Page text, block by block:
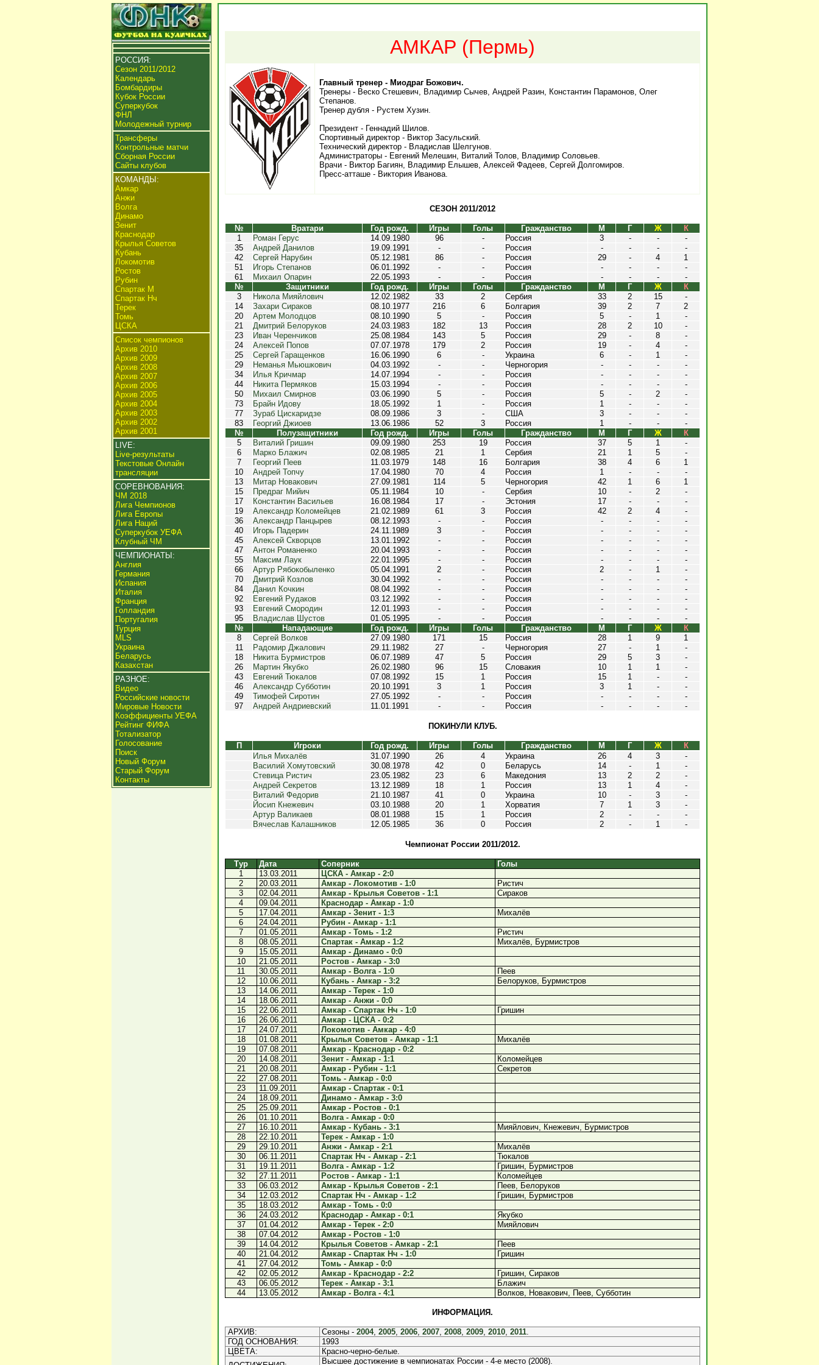
РОССИЯ:
Сезон 2011/2012
Календарь
Бомбардиры
Кубок России
Суперкубок
ФНЛ
Молодежный турнир
Трансферы
Контрольные матчи
Сборная России
Сайты клубов
КОМАНДЫ:
Амкар
Анжи
Волга
Динамо
Зенит
Краснодар
Крылья Советов
Кубань
Локомотив
Ростов
Рубин
Спартак М
Спартак Нч
Терек
Томь
ЦСКА
Список чемпионов
Архив 2010
Архив 2009
Архив 2008
Архив 2007
Архив 2006
Архив 2005
Архив 2004
Архив 2003
Архив 2002
Архив 2001
LIVE:
Live-результаты
Текстовые Онлайн
трансляции
СОРЕВНОВАНИЯ:
ЧМ 2018
Лига Чемпионов
Лига Европы
Лига Наций
Суперкубок УЕФА
Клубный ЧМ
ЧЕМПИОНАТЫ:
Англия
Германия
Испания
Италия
Франция
Голландия
Португалия
Турция
MLS
Украина
Беларусь
Казахстан
РАЗНОЕ:
Видео
Российские новости
Мировые Новости
Коэффициенты УЕФА
Рейтинг ФИФА
Тотализатор
Голосование
Поиск
Новый Форум
Старый Форум
Контакты
АМКАР (Пермь)
Главный тренер - Миодраг Божович.
Тренеры - Веско Стешевич, Владимир Сычев, Андрей Разин, Константин Парамонов, Олег
Степанов.
Тренер дубля - Рустем Хузин.
Президент - Геннадий Шилов.
Спортивный директор - Виктор Засульский.
Технический директор - Владислав Шелгунов.
Администраторы - Евгений Мелешин, Виталий Толов, Владимир Соловьев.
Врачи - Виктор Багиян, Владимир Елышев, Алексей Фадеев, Сергей Долгомиров.
Пресс-атташе - Виктория Иванова.
СЕЗОН 2011/2012
№ Вратари Год рожд. Игры Голы Гражданство М Г Ж
К
1
Роман Герус 14.09.1980 96 - Россия 3 - -
-
35
Андрей Данилов 19.09.1991 - - Россия - - -
-
42
Сергей Нарубин 05.12.1981 86 - Россия 29 - 4
1
51
Игорь Степанов 06.01.1992 - - Россия - - -
-
61
Михаил Опарин 22.05.1993 - - Россия - - -
-
№
Защитники Год рожд. Игры Голы Гражданство М Г Ж
К
3
Никола Мияйлович 12.02.1982 33 2 Сербия 33 2 15
-
14
Захари Сираков 08.10.1977 216 6 Болгария 39 2 7
2
20
Артем Молодцов 08.10.1990 5 - Россия 5 - 1
-
21
Дмитрий Белоруков 24.03.1983 182 13 Россия 28 2 10
-
23
Иван Черенчиков 25.08.1984 143 5 Россия 29 - 8
-
24
Алексей Попов 07.07.1978 179 2 Россия 19 - 4
-
25
Сергей Гаращенков 16.06.1990 6 - Украина 6 - 1
-
29
Неманья Мьюшкович 04.03.1992 - - Черногория - - -
-
34
Илья Кричмар 14.07.1994 - - Россия - - -
-
44
Никита Пермяков 15.03.1994 - - Россия - - -
-
50
Михаил Смирнов 03.06.1990 5 - Россия 5 - 2
-
73
Брайн Идову 18.05.1992 1 - Россия 1 - -
-
77
Зураб Цискаридзе 08.09.1986 3 - США 3 - -
-
83
Георгий Джиоев 13.06.1986 52 3 Россия 1 - -
-
№
Полузащитники Год рожд. Игры Голы Гражданство М Г Ж
К
5
Виталий Гришин 09.09.1980 253 19 Россия 37 5 1
-
6
Марко Блажич 02.08.1985 21 1 Сербия 21 1 5
-
7
Георгий Пеев 11.03.1979 148 16 Болгария 38 4 6
1
10
Андрей Топчу 17.04.1980 70 4 Россия 1 - -
-
13
Митар Новакович 27.09.1981 114 5 Черногория 42 1 6
1
15
Предраг Мийич 05.11.1984 10 - Сербия 10 - 2
-
17
Константин Васильев 16.08.1984 17 - Эстония 17 - -
-
19
Александр Коломейцев 21.02.1989 61 3 Россия 42 2 4
-
36
Александр Панцырев 08.12.1993 - - Россия - - -
-
40
Игорь Падерин 24.11.1989 3 - Россия - - -
-
45
Алексей Скворцов 13.01.1992 - - Россия - - -
-
47
Антон Романенко 20.04.1993 - - Россия - - -
-
55
Максим Лаук 22.01.1995 - - Россия - - -
-
66
Артур Рябокобыленко 05.04.1991 2 - Россия 2 - 1
-
70
Дмитрий Козлов 30.04.1992 - - Россия - - -
-
84
Данил Кочкин 08.04.1992 - - Россия - - -
-
92
Евгений Рудаков 03.12.1992 - - Россия - - -
-
93
Евгений Смородин 12.01.1993 - - Россия - - -
-
95
Владислав Шустов 01.05.1995 - - Россия - - -
-
№
Нападающие Год рожд. Игры Голы Гражданство М Г Ж
К
8
Сергей Волков 27.09.1980 171 15 Россия 28 1 9
1
11
Радомир Джалович 29.11.1982 27 - Черногория 27 - 1
-
18
Никита Бурмистров 06.07.1989 47 5 Россия 29 5 3
-
26
Мартин Якубко 26.02.1980 96 15 Словакия 10 1 1
-
43
Евгений Тюкалов 07.08.1992 15 1 Россия 15 1 -
-
46
Александр Субботин 20.10.1991 3 1 Россия 3 1 -
-
49
Тимофей Сиротин 27.05.1992 - - Россия - - -
-
97
Андрей Андриевский 11.01.1991 - - Россия - - - -
ПОКИНУЛИ КЛУБ.
П Игроки Год рожд. Игры Голы Гражданство М Г Ж
К
Илья Михалёв
31.07.1990 26 4 Украина 26 4 3
-
Василий Хомутовский
30.08.1978 42 0 Беларусь 14 - 1
-
Стевица Ристич
23.05.1982 23 6 Македония 13 2 2
-
Андрей Секретов
13.12.1989 18 1 Россия 13 1 4
-
Виталий Федорив
21.10.1987 41 0 Украина 10 - 3
-
Йосип Кнежевич
03.10.1988 20 1 Хорватия 7 1 3
-
Артур Валикаев
08.01.1988 15 1 Россия 2 - -
-
Вячеслав Калашников
12.05.1985 36 0 Россия 2 - 1 -
Чемпионат России 2011/2012.
Тур Дата Соперник
Голы
1
13.03.2011
ЦСКА - Амкар - 2:0
2
20.03.2011 Амкар - Локомотив - 1:0
Ристич
3
02.04.2011 Амкар - Крылья Советов - 1:1
Сираков
4
09.04.2011
Краснодар - Амкар - 1:0
5
17.04.2011 Амкар - Зенит - 1:3
Михалёв
6
24.04.2011
Рубин - Амкар - 1:1
7
01.05.2011 Амкар - Томь - 1:2
Ристич
8
08.05.2011 Спартак - Амкар - 1:2
Михалёв, Бурмистров
9
15.05.2011
Амкар - Динамо - 0:0
10
21.05.2011
Ростов - Амкар - 3:0
11
30.05.2011 Амкар - Волга - 1:0
Пеев
12
10.06.2011 Кубань - Амкар - 3:2
Белоруков, Бурмистров
13
14.06.2011
Амкар - Терек - 1:0
14
18.06.2011
Амкар - Анжи - 0:0
15
22.06.2011 Амкар - Спартак Нч - 1:0
Гришин
16
26.06.2011
Амкар - ЦСКА - 0:2
17
24.07.2011
Локомотив - Амкар - 4:0
18
01.08.2011 Крылья Советов - Амкар - 1:1
Михалёв
19
07.08.2011
Амкар - Краснодар - 0:2
20
14.08.2011 Зенит - Амкар - 1:1
Коломейцев
21
20.08.2011 Амкар - Рубин - 1:1
Секретов
22
27.08.2011
Томь - Амкар - 0:0
23
11.09.2011
Амкар - Спартак - 0:1
24
18.09.2011
Динамо - Амкар - 3:0
25
25.09.2011
Амкар - Ростов - 0:1
26
01.10.2011
Волга - Амкар - 0:0
27
16.10.2011 Амкар - Кубань - 3:1
Мияйлович, Кнежевич, Бурмистров
28
22.10.2011
Терек - Амкар - 1:0
29
29.10.2011 Анжи - Амкар - 2:1
Михалёв
30
06.11.2011 Спартак Нч - Амкар - 2:1
Тюкалов
31
19.11.2011 Волга - Амкар - 1:2
Гришин, Бурмистров
32
27.11.2011 Ростов - Амкар - 1:1
Коломейцев
33
06.03.2012 Амкар - Крылья Советов - 2:1
Пеев, Белоруков
34
12.03.2012 Спартак Нч - Амкар - 1:2
Гришин, Бурмистров
35
18.03.2012
Амкар - Томь - 0:0
36
24.03.2012 Краснодар - Амкар - 0:1
Якубко
37
01.04.2012 Амкар - Терек - 2:0
Мияйлович
38
07.04.2012
Амкар - Ростов - 1:0
39
14.04.2012 Крылья Советов - Амкар - 2:1
Пеев
40
21.04.2012 Амкар - Спартак Нч - 1:0
Гришин
41
27.04.2012
Томь - Амкар - 0:0
42
02.05.2012 Амкар - Краснодар - 2:2
Гришин, Сираков
43
06.05.2012 Терек - Амкар - 3:1
Блажич
44
13.05.2012 Амкар - Волга - 4:1 Волков, Новакович, Пеев, Субботин
ИНФОРМАЦИЯ.
АРХИВ: Сезоны - 2004, 2005, 2006, 2007, 2008, 2009, 2010, 2011.
ГОД ОСНОВАНИЯ:
1993
ЦВЕТА:
Красно-черно-белые.
Высшее достижение в чемпионатах России - 4-е место (2008).